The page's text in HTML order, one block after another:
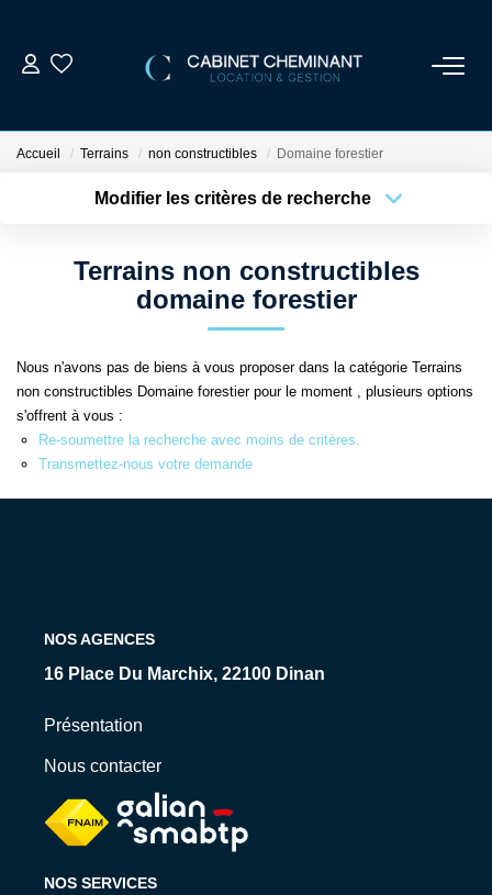
ESTIMER
GESTION LOCATIVE
NOS AGENCES
Accueil Terrains non constructibles Domaine forestier
Modifier les critères de recherche
Budget max
Terrains non constructibles
domaine forestier
Nous n'avons pas de biens à vous proposer dans la catégorie Terrains
non constructibles Domaine forestier pour le moment , plusieurs options
s'offrent à vous :
Re-soumettre la recherche avec moins de critères.
Transmettez-nous votre demande
NOS AGENCES
16 Place Du Marchix, 22100 Dinan
Présentation
Nous contacter
NOS SERVICES